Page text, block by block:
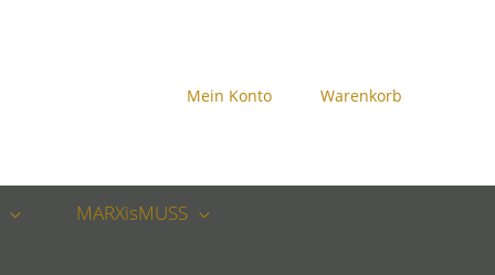
Mein Konto Warenkorb
MARXisMUSS